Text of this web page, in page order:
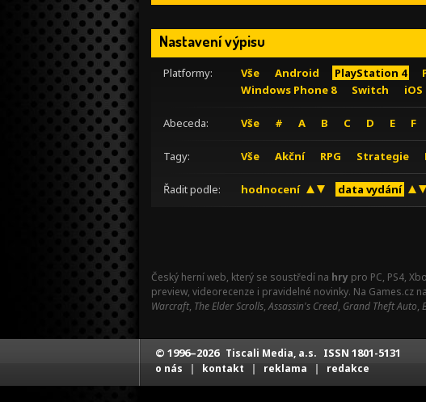
Nastavení výpisu
Platformy: Vše Android PlayStation 4
Windows Phone 8
Switch iOS
Abeceda: Vše # A B C D E F
Tagy: Vše Akční RPG Strategie
Řadit podle: hodnocení data vydání
Český herní web, který se soustředí na hry pro PC, PS4,
preview, videorecenze i pravidelné novinky. Na Games.cz
Warcraft, The Elder Scrolls,Assassin's Creed, Grand Theft Auto,
© 1996–2026 Tiscali Media, a.s. ISSN 1801-5131
o nás | kontakt | reklama | redakce